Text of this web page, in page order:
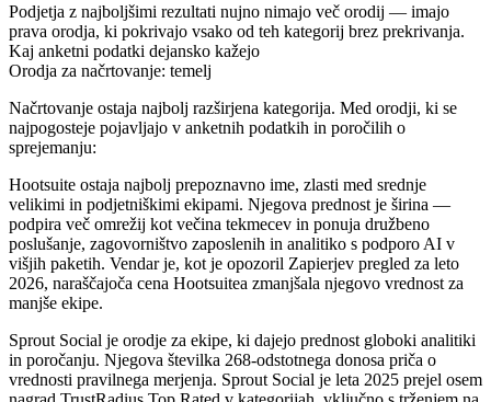
Podjetja z najboljšimi rezultati nujno nimajo več orodij — imajo
prava orodja, ki pokrivajo vsako od teh kategorij brez prekrivanja.
Kaj anketni podatki dejansko kažejo
Orodja za načrtovanje: temelj
Načrtovanje ostaja najbolj razširjena kategorija. Med orodji, ki se
najpogosteje pojavljajo v anketnih podatkih in poročilih o
sprejemanju:
Hootsuite ostaja najbolj prepoznavno ime, zlasti med srednje
velikimi in podjetniškimi ekipami. Njegova prednost je širina —
podpira več omrežij kot večina tekmecev in ponuja družbeno
poslušanje, zagovorništvo zaposlenih in analitiko s podporo AI v
višjih paketih. Vendar je, kot je opozoril Zapierjev pregled za leto
2026, naraščajoča cena Hootsuitea zmanjšala njegovo vrednost za
manjše ekipe.
Sprout Social je orodje za ekipe, ki dajejo prednost globoki analitiki
in poročanju. Njegova številka 268-odstotnega donosa priča o
vrednosti pravilnega merjenja. Sprout Social je leta 2025 prejel osem